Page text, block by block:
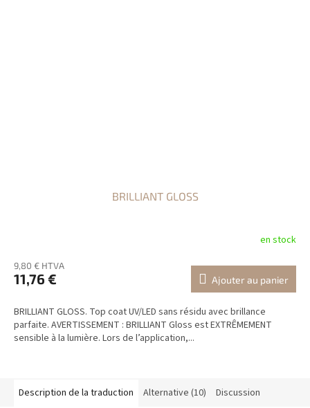
BRILLIANT GLOSS
en stock
9,80 € HTVA
11,76 € Ajouter au panier
BRILLIANT GLOSS. Top coat UV/LED sans résidu avec brillance
parfaite. AVERTISSEMENT : BRILLIANT Gloss est EXTRÊMEMENT
sensible à la lumière. Lors de l’application,...
Description de la traduction Alternative (10) Discussion